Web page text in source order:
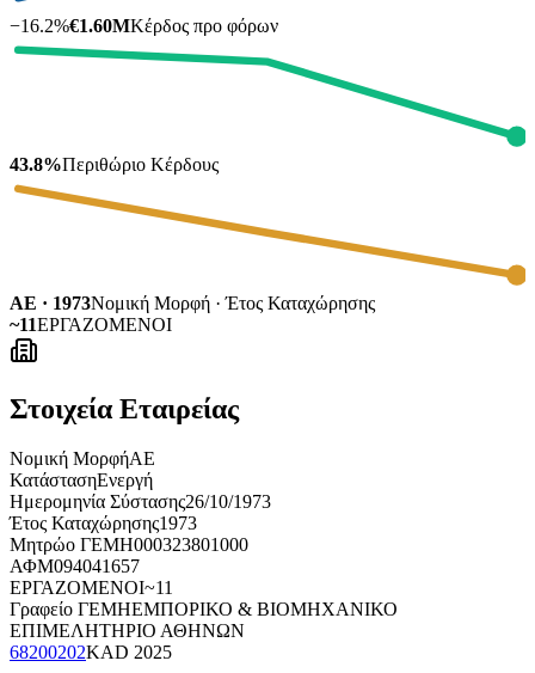
−16.2%€1.60MΚέρδος προ φόρων
43.8%Περιθώριο Κέρδους
ΑΕ · 1973Νομική Μορφή · Έτος Καταχώρησης
~11ΕΡΓΑΖΟΜΕΝΟΙ
Στοιχεία Εταιρείας
Νομική ΜορφήΑΕ
ΚατάστασηΕνεργή
Ημερομηνία Σύστασης26/10/1973
Έτος Καταχώρησης1973
Μητρώο ΓΕΜΗ000323801000
ΑΦΜ094041657
ΕΡΓΑΖΟΜΕΝΟΙ~11
Γραφείο ΓΕΜΗΕΜΠΟΡΙΚΟ & ΒΙΟΜΗΧΑΝΙΚΟ
ΕΠΙΜΕΛΗΤΗΡΙΟ ΑΘΗΝΩΝ
68200202KAD 2025